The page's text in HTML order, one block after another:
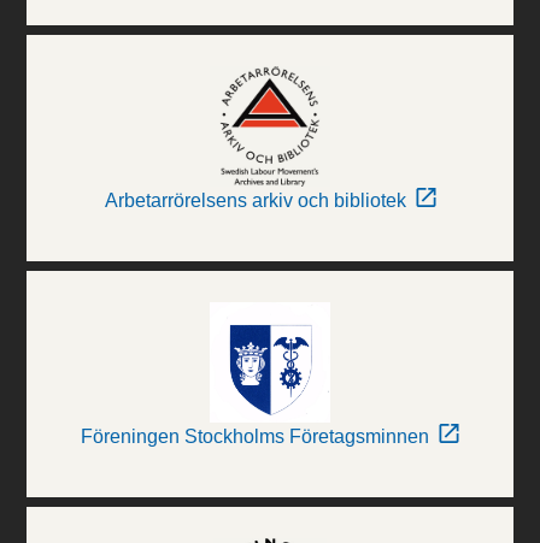
Arbetarrörelsens arkiv och bibliotek
Föreningen Stockholms Företagsminnen